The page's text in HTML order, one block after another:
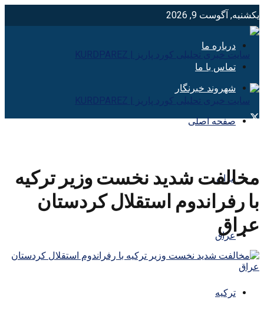
یکشنبه, آگوست 9, 2026
درباره ما
تماس با ما
شهروند خبرنگار
صفحه اصلی
ایران
عراق
ترکیه
مخالفت شدید نخست وزیر ترکیه
با رفراندوم استقلال کردستان
عراق